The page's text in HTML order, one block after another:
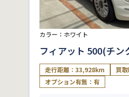
カラー：ホワイト
フィアット 500(チン
走行距離：33,928km
買
オプション有無：有